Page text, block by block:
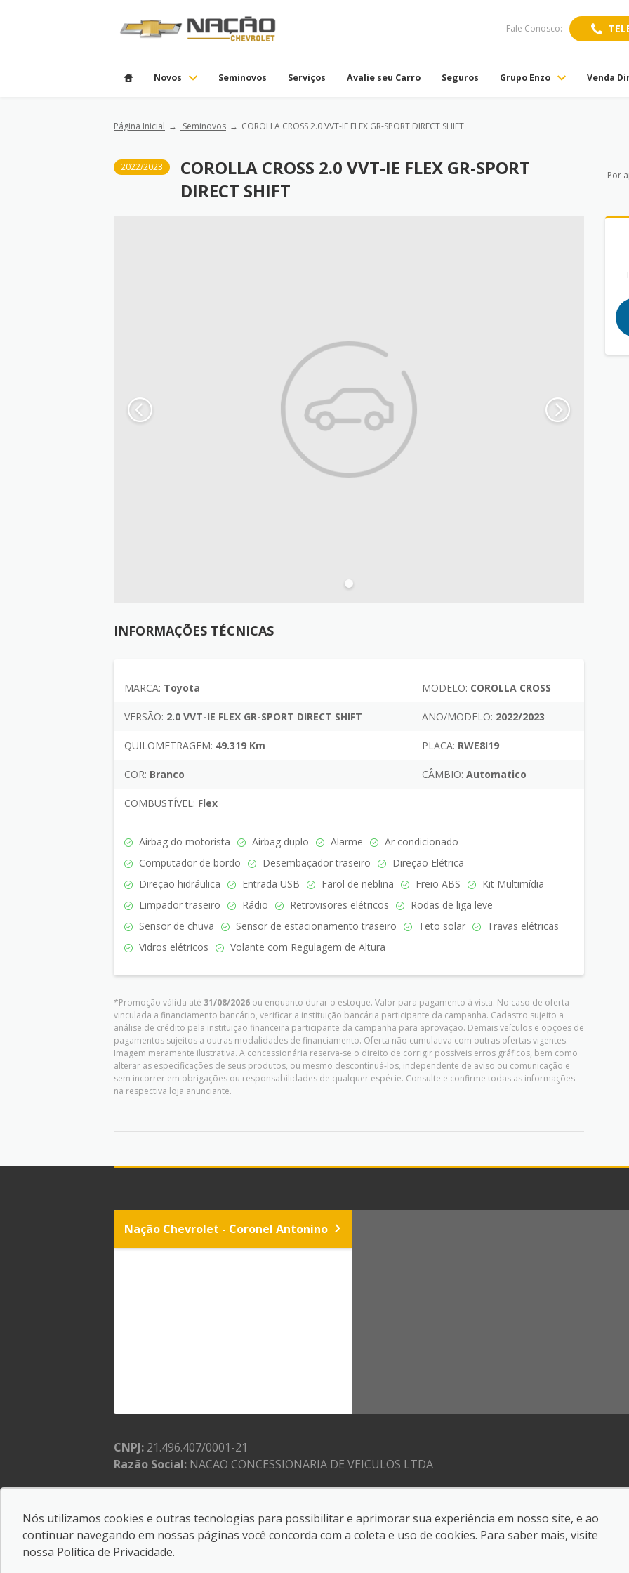
Fale Conosco:
Novos Seminovos Serviços Avalie seu Carro Seguros Grupo Enzo Venda
Página Inicial Seminovos COROLLA CROSS 2.0 VVT-IE FLEX GR-SPORT DIRECT SHIFT
2022/2023
COROLLA CROSS 2.0 VVT-IE FLEX GR-SPORT
DIRECT SHIFT
Por
INFORMAÇÕES TÉCNICAS
MARCA: Toyota MODELO: COROLLA CROSS
VERSÃO: 2.0 VVT-IE FLEX GR-SPORT DIRECT SHIFT ANO/MODELO: 2022/2023
QUILOMETRAGEM: 49.319 Km PLACA: RWE8I19
COR: Branco CÂMBIO: Automatico
COMBUSTÍVEL: Flex
Airbag do motorista Airbag duplo Alarme
Ar condicionado
Computador de bordo
Desembaçador traseiro
Direção Elétrica
Direção hidráulica
Entrada USB Farol de neblina Freio ABS
Kit Multimídia
Limpador traseiro
Rádio Retrovisores elétricos
Rodas de liga leve
Sensor de chuva
Sensor de estacionamento traseiro Teto solar
Travas elétricas
Vidros elétricos
Volante com Regulagem de Altura
*Promoção válida até 31/08/2026 ou enquanto durar o estoque. Valor para pagamento à vista. No caso de oferta
vinculada a financiamento bancário, verificar a instituição bancária participante da campanha. Cadastro sujeito a
análise de crédito pela instituição financeira participante da campanha para aprovação. Demais veículos e opções de
pagamentos sujeitos a outras modalidades de financiamento. Oferta não cumulativa com outras ofertas vigentes.
Imagem meramente ilustrativa. A concessionária reserva-se o direito de corrigir possíveis erros gráficos, bem como
alterar as especificações de seus produtos, ou mesmo descontinuá-los, independente de aviso ou comunicação e
sem incorrer em obrigações ou responsabilidades de qualquer espécie. Consulte e confirme todas as informações
na respectiva loja anunciante.
Nação Chevrolet - Coronel Antonino
CNPJ: 21.496.407/0001-21
Razão Social: NACAO CONCESSIONARIA DE VEICULOS LTDA
© Copyright 2026AutoForce - Todos os direitos reservados.
.
Nós utilizamos cookies e outras tecnologias para possibilitar e aprimorar sua experiência em nosso site, e ao
continuar navegando em nossas páginas você concorda com a coleta e uso de cookies. Para saber mais, visite
nossa Política de Privacidade.